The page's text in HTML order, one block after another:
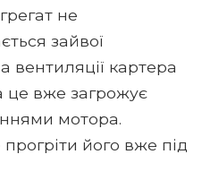
не
зайвої
вентиляції картера
це вже загрожує
мотора.
його вже під